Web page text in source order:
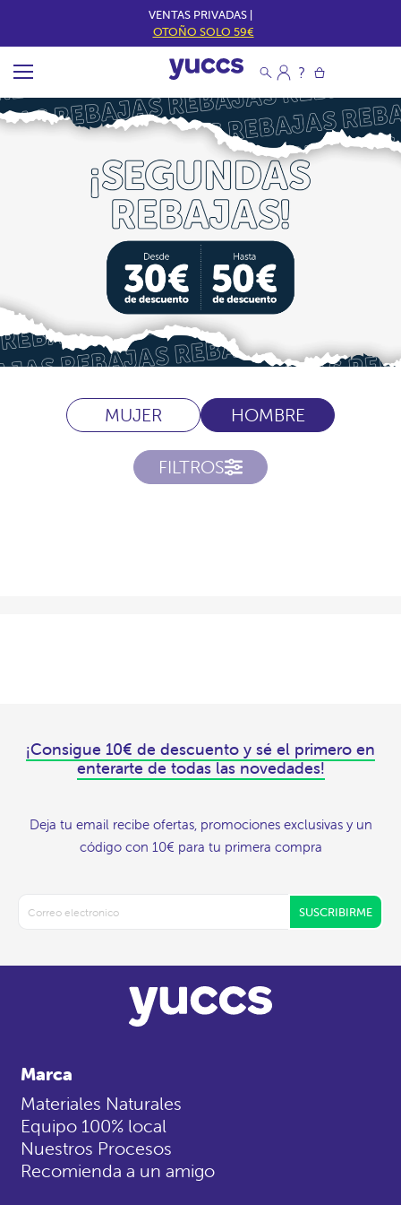
VENTAS PRIVADAS |
OTOÑO SOLO 59€
MUJER HOMBRE
FILTROS
¡Consigue 10€ de descuento y sé el primero en
enterarte de todas las novedades!
Deja tu email recibe ofertas, promociones exclusivas y un
código con 10€ para tu primera compra
SUSCRIBIRME
Marca
Materiales Naturales
Equipo 100% local
Nuestros Procesos
Recomienda a un amigo